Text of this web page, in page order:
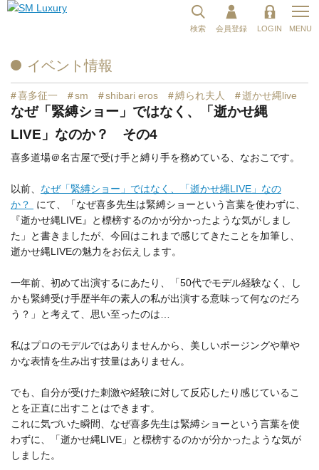
検索 会員登録 LOGIN MENU
イベント情報
#喜多征一 #sm #shibari eros #縛られ夫人 #逝かせ縄live
なぜ「緊縛ショー」ではなく、「逝かせ縄
LIVE」なのか？ その4
喜多道場＠名古屋で受け手と縛り手を務めている、なおこです。
以前、 なぜ「緊縛ショー」ではなく、「逝かせ縄LIVE」なの
か？
にて、「なぜ喜多先生は緊縛ショーという言葉を使わずに、
『逝かせ縄LIVE』と標榜するのかが分かったような気がしまし
た」と書きましたが、今回はこれまで感じてきたことを加筆し、
逝かせ縄LIVEの魅力をお伝えします。
一年前、初めて出演するにあたり、「50代でモデル経験なく、し
かも緊縛受け手歴半年の素人の私が出演する意味って何なのだろ
う？」と考えて、思い至ったのは…
私はプロのモデルではありませんから、美しいポージングや華や
かな表情を生み出す技量はありません。
でも、自分が受けた刺激や経験に対して反応したり感じているこ
とを正直に出すことはできます。
これに気づいた瞬間、なぜ喜多先生は緊縛ショーという言葉を使
わずに、「逝かせ縄LIVE」と標榜するのかが分かったような気が
しました。